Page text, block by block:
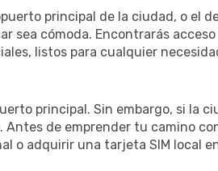
principal de la ciudad, o el
sea cómoda. Encontrarás
listos para cualquier
principal. Sin embargo, si la
de emprender tu camino
adquirir una tarjeta SIM local